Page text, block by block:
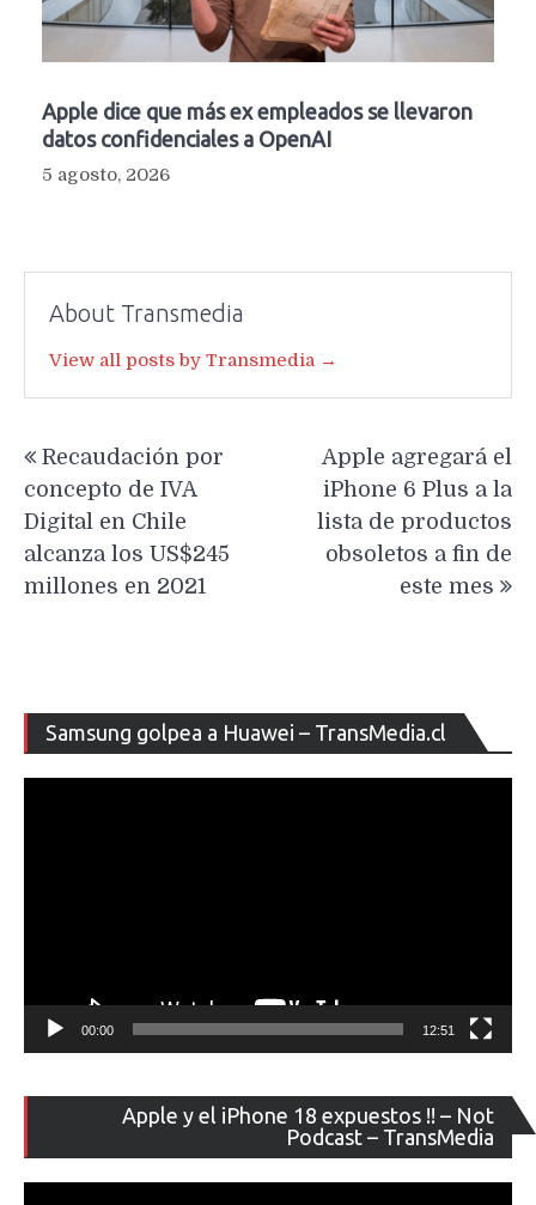
Apple dice que más ex empleados se llevaron
datos confidenciales a OpenAI
5 agosto, 2026
About Transmedia
View all posts by Transmedia →
de
entradas
Recaudación por
concepto de IVA
Digital en Chile
alcanza los US$245
millones en 2021
Apple agregará el
iPhone 6 Plus a la
lista de productos
obsoletos a fin de
este mes
Samsung golpea a Huawei – TransMedia.cl
de
00:00 12:51
Apple y el iPhone 18 expuestos !! – Not
Podcast – TransMedia
de